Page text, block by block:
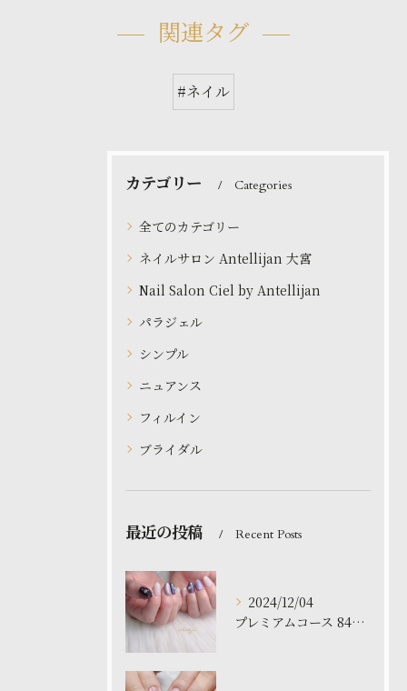
関連タグ
#ネイル
カテゴリー Categories
全てのカテゴリー
ネイルサロン Antellijan 大宮
Nail Salon Ciel by Antellijan
パラジェル
シンプル
ニュアンス
フィルイン
ブライダル
最近の投稿 Recent Posts
2024/12/04
プレミアムコース 8480円